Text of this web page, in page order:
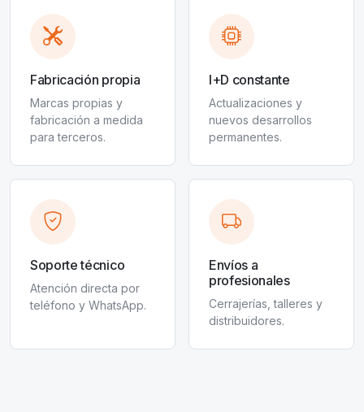
Fabricación propia
Marcas propias y
fabricación a medida
para terceros.
I+D constante
Actualizaciones y
nuevos desarrollos
permanentes.
Soporte técnico
Atención directa por
teléfono y WhatsApp.
Envíos a
profesionales
Cerrajerías, talleres y
distribuidores.